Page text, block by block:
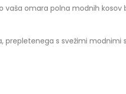
omara polna modnih
prepletenega s svežimi modnimi